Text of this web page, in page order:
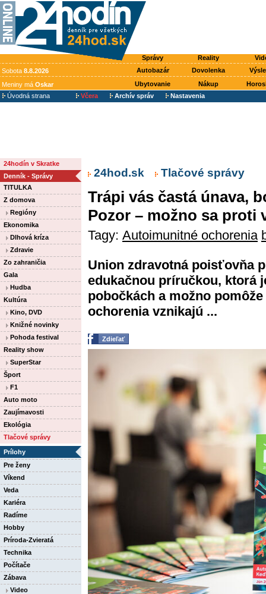
Správy Reality
Sobota 8.8.2026 Autobazár Dovolenka
Meniny má Oskar Ubytovanie Nákup
Úvodná strana
Včera Archív správ Nastavenia
24hodín v Skratke
Denník - Správy
TITULKA
Z domova
Regióny
Ekonomika
Dlhová kríza
Zdravie
Zo zahraničia
Gala
Hudba
Kultúra
Kino, DVD
Knižné novinky
Pohoda festival
Reality show
SuperStar
Šport
F1
Auto moto
Zaujímavosti
Ekológia
Tlačové správy
Prílohy
Pre ženy
Víkend
Veda
Kariéra
Radíme
Hobby
Príroda-Zvieratá
Technika
Počítače
Zábava
Video
24hod.sk Tlačové správy
Trápi vás častá únava,
Pozor – možno sa proti
Tagy: Autoimunitné ochorenia
Union zdravotná poisťovňa
edukačnou príručkou, ktorá
pobočkách a možno
ochorenia vznikajú ...
Zdieľať